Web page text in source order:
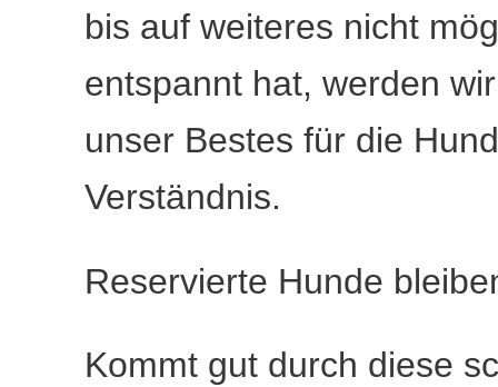
bis auf weiteres nicht
entspannt hat, werden
unser Bestes für die
Verständnis.
Reservierte Hunde
Kommt gut durch diese